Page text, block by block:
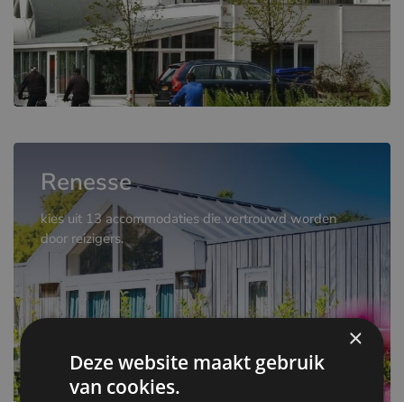
Renesse
kies uit 13 accommodaties die vertrouwd worden
door reizigers.
×
Deze website maakt gebruik
van cookies.